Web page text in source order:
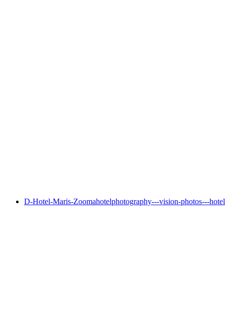
D-Hotel-Maris-Zoomahotelphotography---vision-photos---